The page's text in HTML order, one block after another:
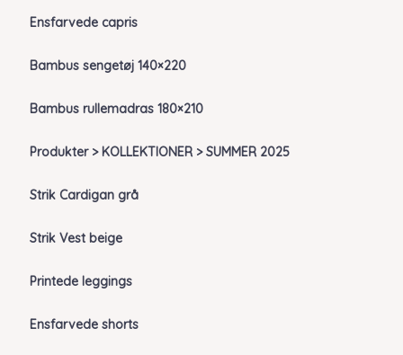
Ensfarvede capris
Bambus sengetøj 140×220
Bambus rullemadras 180×210
Produkter > KOLLEKTIONER > SUMMER 2025
Strik Cardigan grå
Strik Vest beige
Printede leggings
Ensfarvede shorts